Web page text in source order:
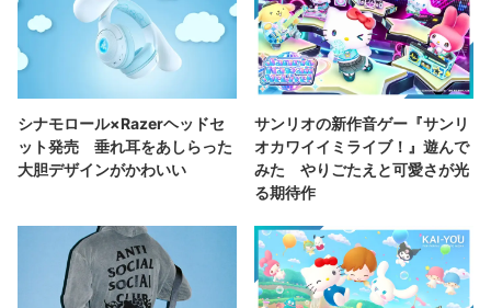
シナモロール×Razerヘッドセ
ット発売 垂れ耳をあしらった
大胆デザインがかわいい
サンリオの新作音ゲー『サンリ
オカワイイミライブ！』遊んで
みた やりごたえと可愛さが光
る期待作